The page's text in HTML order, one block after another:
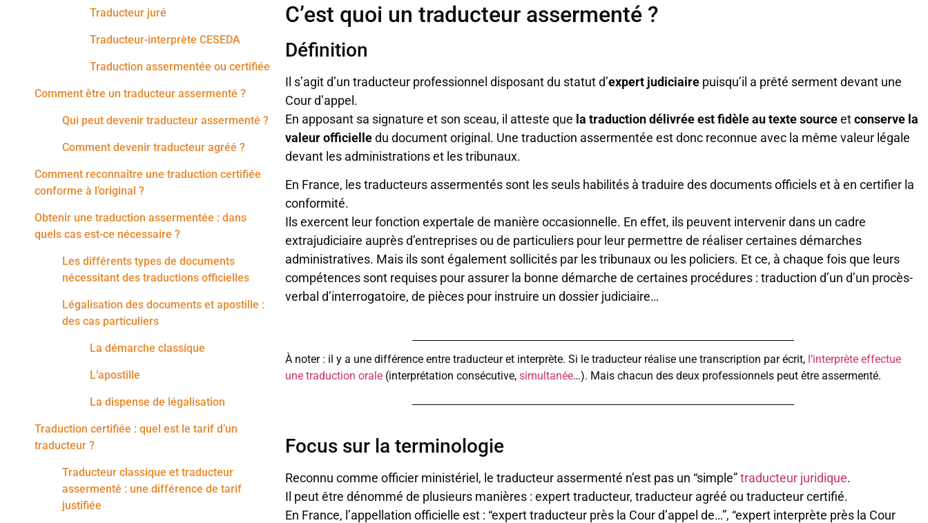
Traducteur juré
Traducteur-interprète CESEDA
Traduction assermentée ou certifiée
Comment être un traducteur assermenté ?
Qui peut devenir traducteur assermenté ?
Comment devenir traducteur agréé ?
Comment reconnaître une traduction certifiée
conforme à l’original ?
Obtenir une traduction assermentée : dans
quels cas est-ce nécessaire ?
Les différents types de documents
nécessitant des traductions officielles
Légalisation des documents et apostille :
des cas particuliers
La démarche classique
L’apostille
La dispense de légalisation
Traduction certifiée : quel est le tarif d’un
traducteur ?
Traducteur classique et traducteur
assermenté : une différence de tarif
justifiée
C’est quoi un traducteur assermenté ?
Définition
Il s’agit d’un traducteur professionnel disposant du statut d’expert judiciaire puisqu’il a prêté serment devant une
Cour d’appel.
En apposant sa signature et son sceau, il atteste que la traduction délivrée est fidèle au texte sourceetconserve la
valeur officielledu document original. Une traduction assermentée est donc reconnue avec la même valeur légale
devant les administrations et les tribunaux.
En France, les traducteurs assermentés sont les seuls habilités à traduire des documents officiels et à en certifier la
conformité.
Ils exercent leur fonction expertale de manière occasionnelle. En effet, ils peuvent intervenir dans un cadre
extrajudiciaire auprès d’entreprises ou de particuliers pour leur permettre de réaliser certaines démarches
administratives. Mais ils sont également sollicités par les tribunaux ou les policiers. Et ce, à chaque fois que leurs
compétences sont requises pour assurer la bonne démarche de certaines procédures : traduction d’un d’un procès-
verbal d’interrogatoire, de pièces pour instruire un dossier judiciaire…
À noter : il y a une différence entre traducteur et interprète. Si le traducteur réalise une transcription par écrit, l’interprète effectue
une traduction orale (interprétation consécutive,simultanée…). Mais chacun des deux professionnels peut être assermenté.
Focus sur la terminologie
Reconnu comme officier ministériel, le traducteur assermenté n’est pas un “simple”traducteur juridique.
Il peut être dénommé de plusieurs manières : expert traducteur, traducteur agréé ou traducteur certifié.
En France, l’appellation officielle est : “expert traducteur près la Cour d’appel de…”, “expert interprète près la Cour